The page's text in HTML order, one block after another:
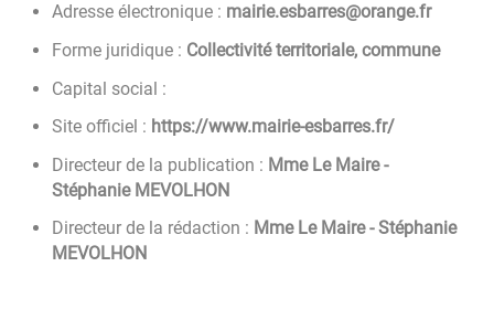
Adresse électronique : rf.egnaro@serrabse.eiriam
Forme juridique : Collectivité territoriale, commune
Capital social :
Site officiel : https://www.mairie-esbarres.fr/
Directeur de la publication : Mme Le Maire -
Stéphanie MEVOLHON
Directeur de la rédaction : Mme Le Maire - Stéphanie
MEVOLHON